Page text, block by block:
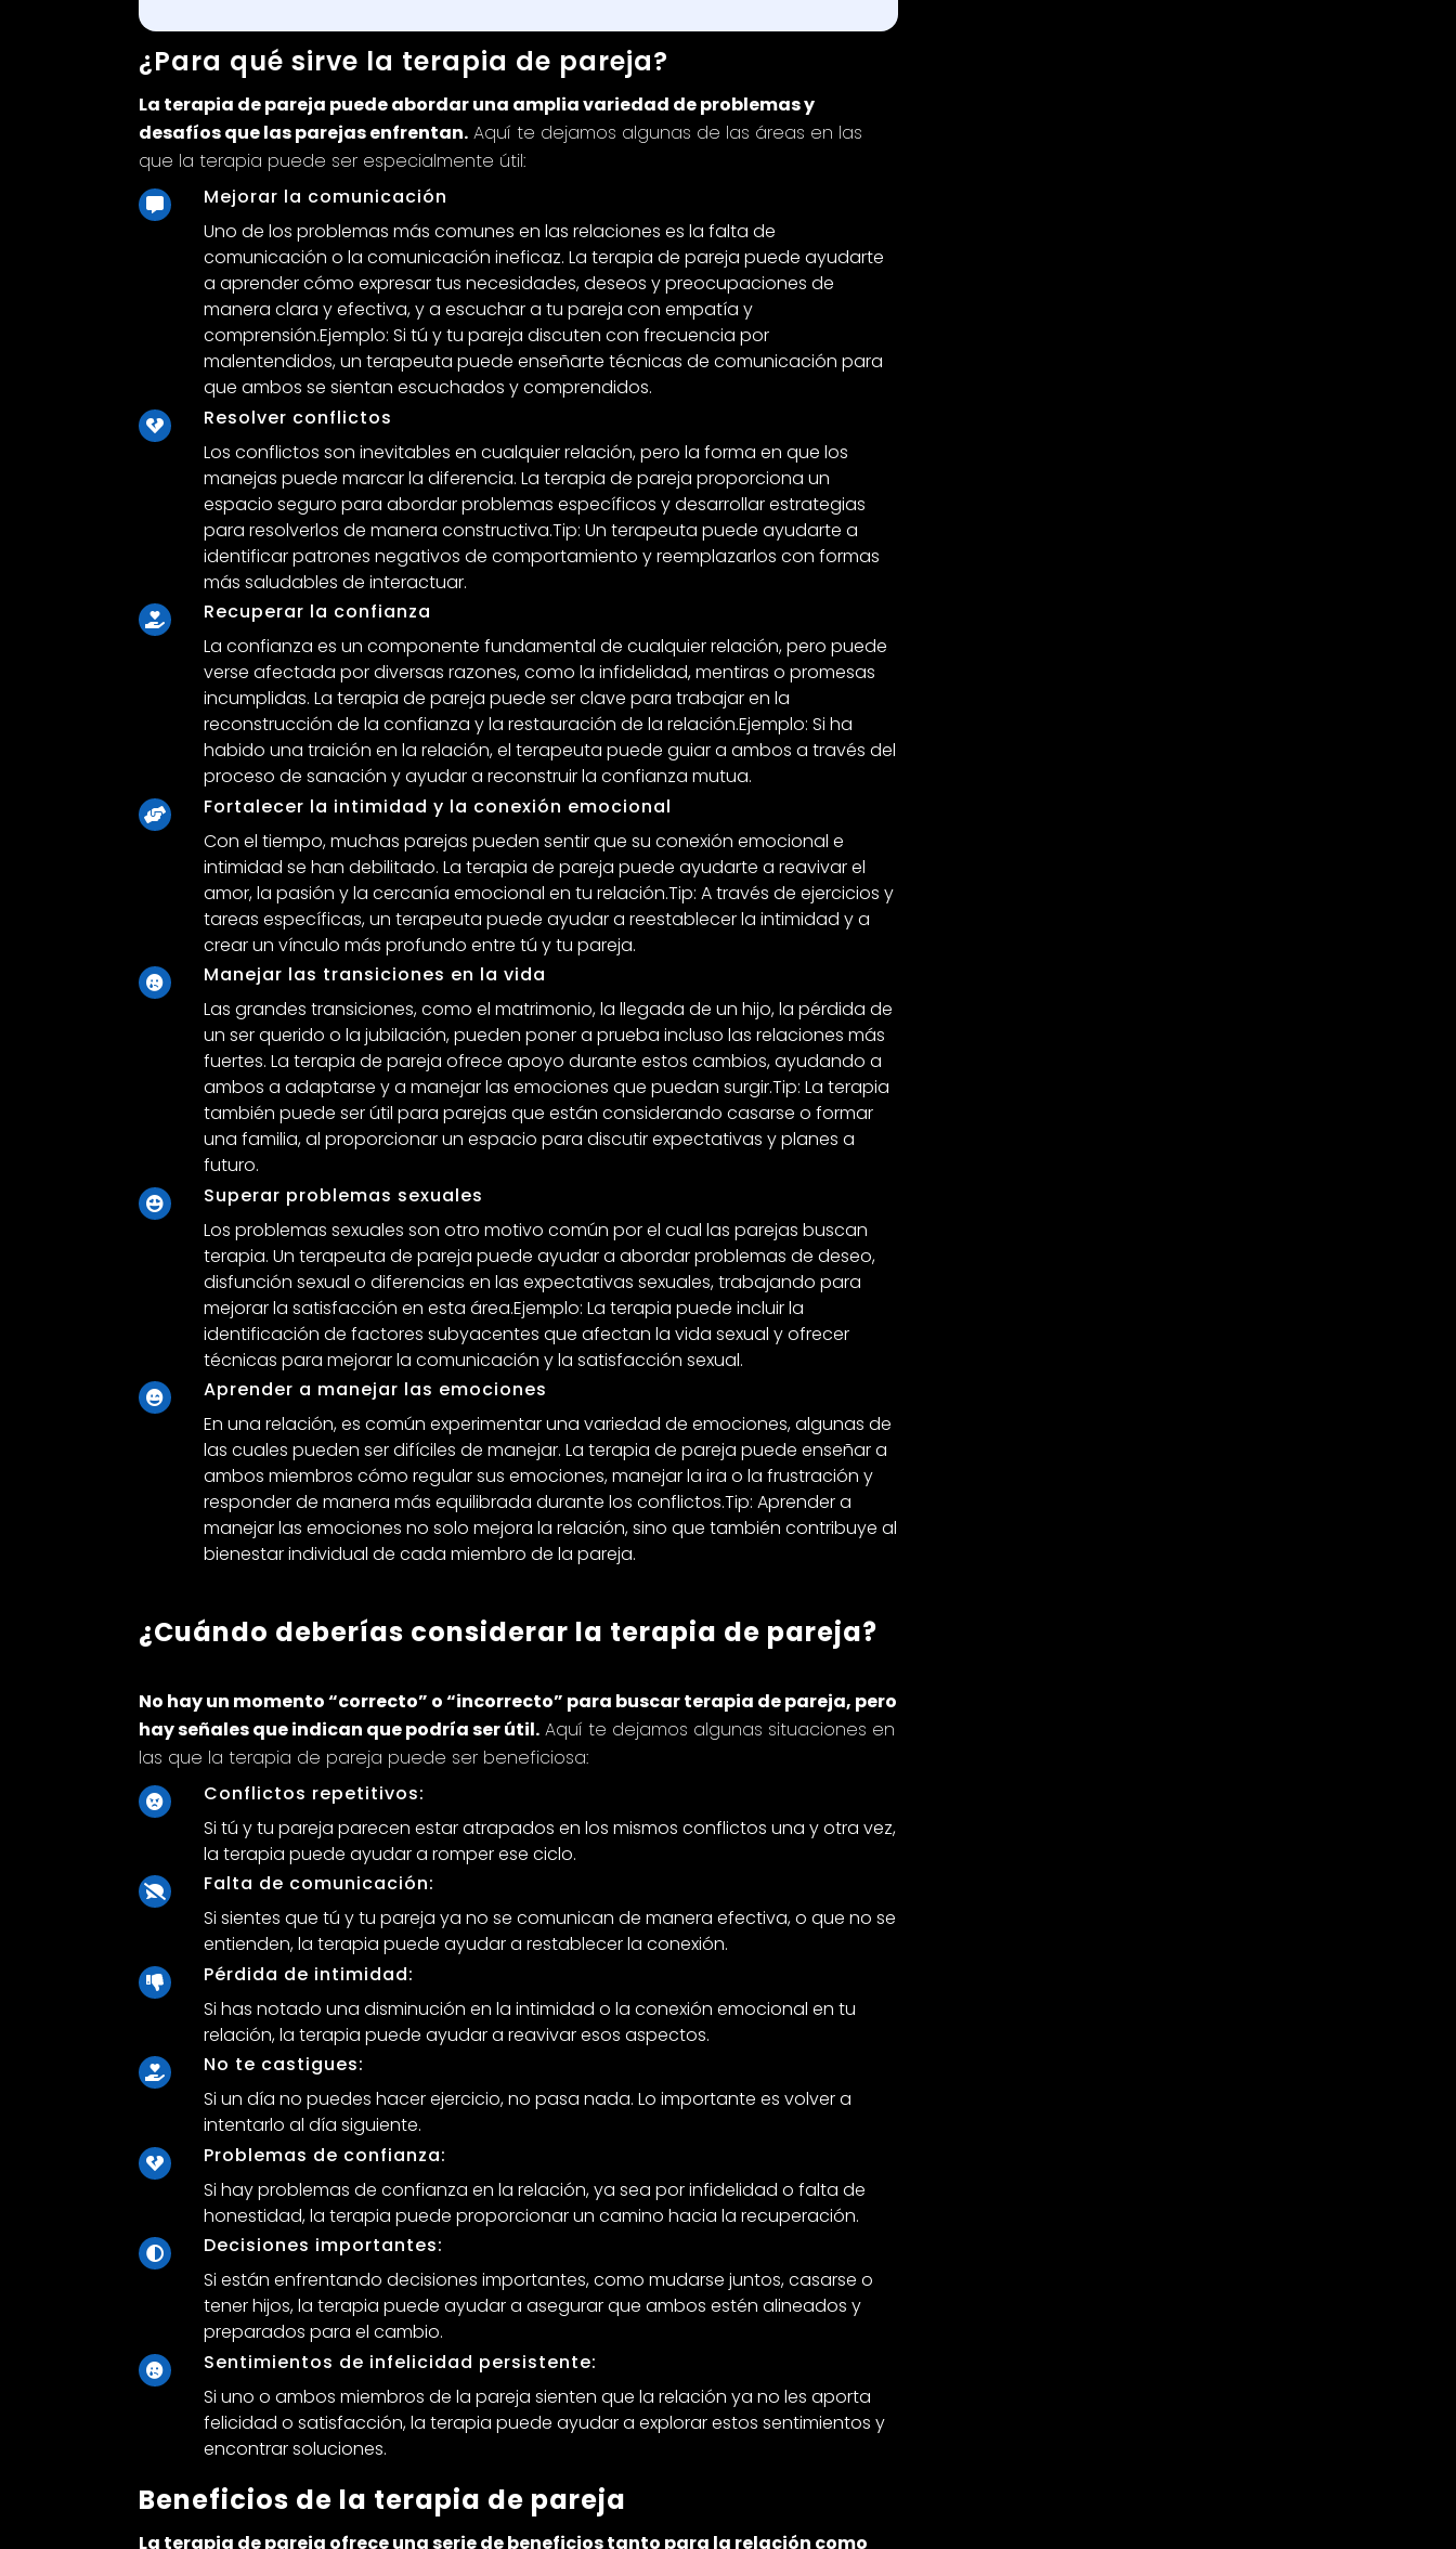
¿Para qué sirve la terapia de pareja?
La terapia de pareja puede abordar una amplia variedad de problemas y
desafíos que las parejas enfrentan. Aquí te dejamos algunas de las áreas en las
que la terapia puede ser especialmente útil:
Mejorar la comunicación
Uno de los problemas más comunes en las relaciones es la falta de
comunicación o la comunicación ineficaz. La terapia de pareja puede ayudarte
a aprender cómo expresar tus necesidades, deseos y preocupaciones de
manera clara y efectiva, y a escuchar a tu pareja con empatía y
comprensión.Ejemplo: Si tú y tu pareja discuten con frecuencia por
malentendidos, un terapeuta puede enseñarte técnicas de comunicación para
que ambos se sientan escuchados y comprendidos.
Resolver conflictos
Los conflictos son inevitables en cualquier relación, pero la forma en que los
manejas puede marcar la diferencia. La terapia de pareja proporciona un
espacio seguro para abordar problemas específicos y desarrollar estrategias
para resolverlos de manera constructiva.Tip: Un terapeuta puede ayudarte a
identificar patrones negativos de comportamiento y reemplazarlos con formas
más saludables de interactuar.
Recuperar la confianza
La confianza es un componente fundamental de cualquier relación, pero puede
verse afectada por diversas razones, como la infidelidad, mentiras o promesas
incumplidas. La terapia de pareja puede ser clave para trabajar en la
reconstrucción de la confianza y la restauración de la relación.Ejemplo: Si ha
habido una traición en la relación, el terapeuta puede guiar a ambos a través del
proceso de sanación y ayudar a reconstruir la confianza mutua.
Fortalecer la intimidad y la conexión emocional
Con el tiempo, muchas parejas pueden sentir que su conexión emocional e
intimidad se han debilitado. La terapia de pareja puede ayudarte a reavivar el
amor, la pasión y la cercanía emocional en tu relación.Tip: A través de ejercicios y
tareas específicas, un terapeuta puede ayudar a reestablecer la intimidad y a
crear un vínculo más profundo entre tú y tu pareja.
Manejar las transiciones en la vida
Las grandes transiciones, como el matrimonio, la llegada de un hijo, la pérdida de
un ser querido o la jubilación, pueden poner a prueba incluso las relaciones más
fuertes. La terapia de pareja ofrece apoyo durante estos cambios, ayudando a
ambos a adaptarse y a manejar las emociones que puedan surgir.Tip: La terapia
también puede ser útil para parejas que están considerando casarse o formar
una familia, al proporcionar un espacio para discutir expectativas y planes a
futuro.
Superar problemas sexuales
Los problemas sexuales son otro motivo común por el cual las parejas buscan
terapia. Un terapeuta de pareja puede ayudar a abordar problemas de deseo,
disfunción sexual o diferencias en las expectativas sexuales, trabajando para
mejorar la satisfacción en esta área.Ejemplo: La terapia puede incluir la
identificación de factores subyacentes que afectan la vida sexual y ofrecer
técnicas para mejorar la comunicación y la satisfacción sexual.
Aprender a manejar las emociones
En una relación, es común experimentar una variedad de emociones, algunas de
las cuales pueden ser difíciles de manejar. La terapia de pareja puede enseñar a
ambos miembros cómo regular sus emociones, manejar la ira o la frustración y
responder de manera más equilibrada durante los conflictos.Tip: Aprender a
manejar las emociones no solo mejora la relación, sino que también contribuye al
bienestar individual de cada miembro de la pareja.
¿Cuándo deberías considerar la terapia de pareja?
No hay un momento “correcto” o “incorrecto” para buscar terapia de pareja, pero
hay señales que indican que podría ser útil. Aquí te dejamos algunas situaciones en
las que la terapia de pareja puede ser beneficiosa:
Conflictos repetitivos:
Si tú y tu pareja parecen estar atrapados en los mismos conflictos una y otra vez,
la terapia puede ayudar a romper ese ciclo.
Falta de comunicación:
Si sientes que tú y tu pareja ya no se comunican de manera efectiva, o que no se
entienden, la terapia puede ayudar a restablecer la conexión.
Pérdida de intimidad:
Si has notado una disminución en la intimidad o la conexión emocional en tu
relación, la terapia puede ayudar a reavivar esos aspectos.
No te castigues:
Si un día no puedes hacer ejercicio, no pasa nada. Lo importante es volver a
intentarlo al día siguiente.
Problemas de confianza:
Si hay problemas de confianza en la relación, ya sea por infidelidad o falta de
honestidad, la terapia puede proporcionar un camino hacia la recuperación.
Decisiones importantes:
Si están enfrentando decisiones importantes, como mudarse juntos, casarse o
tener hijos, la terapia puede ayudar a asegurar que ambos estén alineados y
preparados para el cambio.
Sentimientos de infelicidad persistente:
Si uno o ambos miembros de la pareja sienten que la relación ya no les aporta
felicidad o satisfacción, la terapia puede ayudar a explorar estos sentimientos y
encontrar soluciones.
Beneficios de la terapia de pareja
La terapia de pareja ofrece una serie de beneficios tanto para la relación como